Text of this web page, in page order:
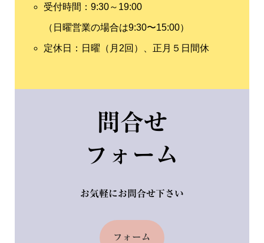
受付時間：9:30～19:00
（日曜営業の場合は9:30〜15:00）
定休日：日曜（月2回）、正月５日間休
問合せ
フォーム
お気軽にお問合せ下さい
フォーム